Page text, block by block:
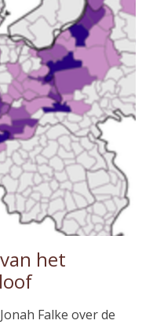
het
Falke over de